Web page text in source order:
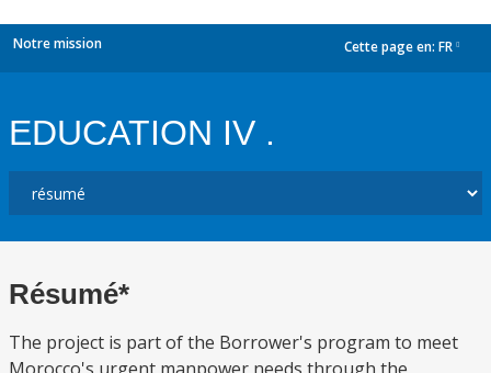
Notre mission Cette page en: FR
EDUCATION IV .
Résumé*
The project is part of the Borrower's program to meet